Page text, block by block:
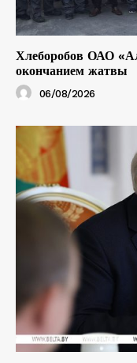
Хлеборобов ОАО
окончанием жатвы
06/08/2026